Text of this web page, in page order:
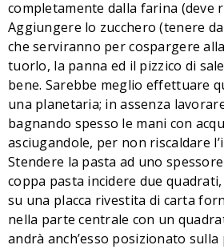
completamente dalla farina (deve
Aggiungere lo zucchero (tenere
che serviranno per cospargere
tuorlo, la panna ed il pizzico di
bene. Sarebbe meglio effettuare
una planetaria; in assenza
bagnando spesso le mani con
asciugandole, per non riscaldare
Stendere la pasta ad uno
coppa pasta incidere due
su una placca rivestita di carta
nella parte centrale con un
andrà anch’esso posizionato sulla